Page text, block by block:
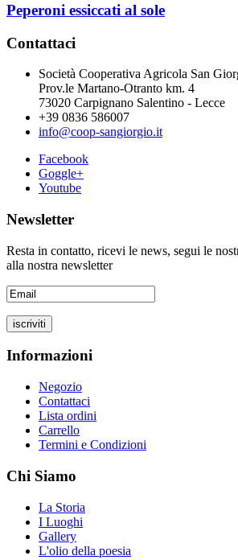
Peperoni essiccati al sole
Contattaci
Società Cooperativa Agricola San
Prov.le Martano-Otranto km. 4
73020 Carpignano Salentino - Lecce
+39 0836 586007
info@coop-sangiorgio.it
Facebook
Goggle+
Youtube
Newsletter
Resta in contatto, ricevi le news, segui le
alla nostra newsletter
Informazioni
Negozio
Contattaci
Lista ordini
Carrello
Termini e Condizioni
Chi Siamo
La Storia
I Luoghi
Gallery
L'olio della poesia